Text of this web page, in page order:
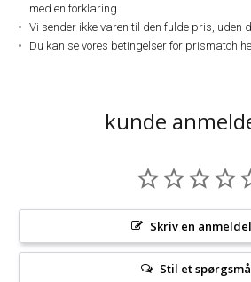
med en forklaring.
Vi sender ikke varen til den fulde pris, uden
Du kan se vores betingelser for prismatch
kunde
Skriv en
Stil et